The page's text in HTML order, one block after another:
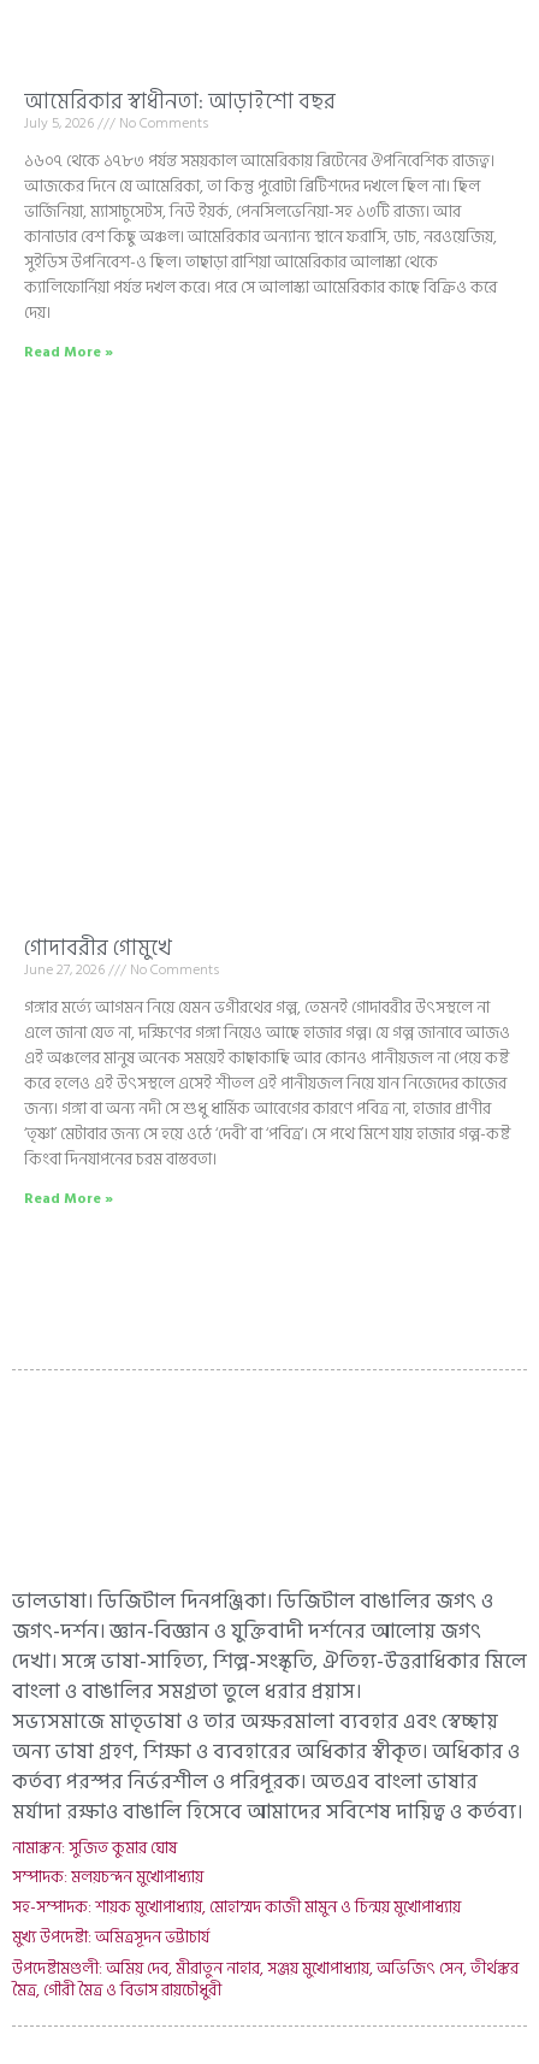
আমেরিকার স্বাধীনতা: আড়াইশো বছর
July 5, 2026 No Comments
১৬০৭ থেকে ১৭৮৩ পর্যন্ত সময়কাল আমেরিকায় ব্রিটেনের ঔপনিবেশিক রাজত্ব।
আজকের দিনে যে আমেরিকা, তা কিন্তু পুরোটা ব্রিটিশদের দখলে ছিল না। ছিল
ভার্জিনিয়া, ম্যাসাচুসেটস, নিউ ইয়র্ক, পেনসিলভেনিয়া-সহ ১৩টি রাজ্য। আর
কানাডার বেশ কিছু অঞ্চল। আমেরিকার অন্যান্য স্থানে ফরাসি, ডাচ, নরওয়েজিয়,
সুইডিস উপনিবেশ-ও ছিল। তাছাড়া রাশিয়া আমেরিকার আলাস্কা থেকে
ক্যালিফোর্নিয়া পর্যন্ত দখল করে। পরে সে আলাস্কা আমেরিকার কাছে বিক্রিও করে
দেয়।
Read More »
গোদাবরীর গোমুখে
June 27, 2026 No Comments
গঙ্গার মর্ত্যে আগমন নিয়ে যেমন ভগীরথের গল্প, তেমনই গোদাবরীর উৎসস্থলে না
এলে জানা যেত না, দক্ষিণের গঙ্গা নিয়েও আছে হাজার গল্প। যে গল্প জানাবে আজও
এই অঞ্চলের মানুষ অনেক সময়েই কাছাকাছি আর কোনও পানীয়জল না পেয়ে কষ্ট
করে হলেও এই উৎসস্থলে এসেই শীতল এই পানীয়জল নিয়ে যান নিজেদের কাজের
জন্য। গঙ্গা বা অন্য নদী সে শুধু ধার্মিক আবেগের কারণে পবিত্র না, হাজার প্রাণীর
‘তৃষ্ণা’ মেটাবার জন্য সে হয়ে ওঠে ‘দেবী’ বা ‘পবিত্র’। সে পথে মিশে যায় হাজার গল্প-কষ্ট
কিংবা দিনযাপনের চরম বাস্তবতা।
Read More »
ভালভাষা। ডিজিটাল দিনপঞ্জিকা। ডিজিটাল বাঙালির জগৎ ও
জগৎ-দর্শন। জ্ঞান-বিজ্ঞান ও যুক্তিবাদী দর্শনের আলোয় জগৎ
দেখা। সঙ্গে ভাষা-সাহিত্য, শিল্প-সংস্কৃতি, ঐতিহ্য-উত্তরাধিকার মিলে
বাংলা ও বাঙালির সমগ্রতা তুলে ধরার প্রয়াস।
সভ্যসমাজে মাতৃভাষা ও তার অক্ষরমালা ব্যবহার এবং স্বেচ্ছায়
অন্য ভাষা গ্রহণ, শিক্ষা ও ব্যবহারের অধিকার স্বীকৃত। অধিকার ও
কর্তব্য পরস্পর নির্ভরশীল ও পরিপূরক। অতএব বাংলা ভাষার
মর্যাদা রক্ষাও বাঙালি হিসেবে আমাদের সবিশেষ দায়িত্ব ও কর্তব্য।
নামাঙ্কন: সুজিত কুমার ঘোষ
সম্পাদক: মলয়চন্দন মুখোপাধ্যায়
সহ-সম্পাদক: শায়ক মুখোপাধ্যায়, মোহাম্মদ কাজী মামুন ও চিন্ময় মুখোপাধ্যায়
মুখ্য উপদেষ্টা: অমিত্রসূদন ভট্টাচার্য
উপদেষ্টামণ্ডলী: অমিয় দেব, মীরাতুন নাহার, সঞ্জয় মুখোপাধ্যায়, অভিজিৎ সেন, তীর্থঙ্কর
মৈত্র, গৌরী মৈত্র ও বিভাস রায়চৌধুরী